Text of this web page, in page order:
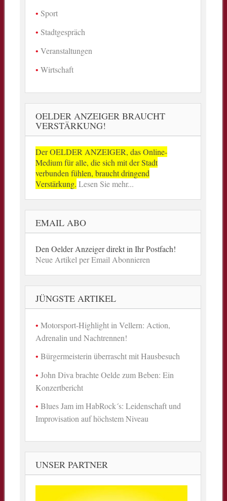
Sport
Stadtgespräch
Veranstaltungen
Wirtschaft
OELDER ANZEIGER BRAUCHT
VERSTÄRKUNG!
Der OELDER ANZEIGER, das Online-
Medium für alle, die sich mit der Stadt
verbunden fühlen, braucht dringend
Verstärkung. Lesen Sie mehr...
EMAIL ABO
Den Oelder Anzeiger direkt in Ihr Postfach!
Neue Artikel per Email Abonnieren
JÜNGSTE ARTIKEL
Motorsport-Highlight in Vellern: Action,
Adrenalin und Nachtrennen!
Bürgermeisterin überrascht mit Hausbesuch
John Diva brachte Oelde zum Beben: Ein
Konzertbericht
Blues Jam im HabRock´s: Leidenschaft und
Improvisation auf höchstem Niveau
UNSER PARTNER